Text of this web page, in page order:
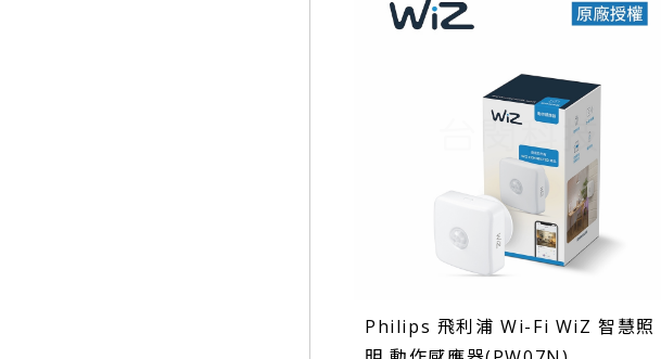
Philips 飛利浦 Wi-Fi WiZ 智慧照